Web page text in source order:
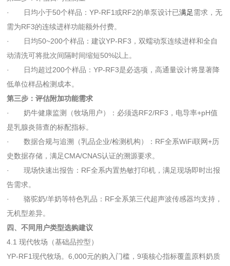
· 日均小于50个样品：YP-RF1或RF2的单泵设计已满足需求，无
需为RF3的连续进样功能额外付费。
· 日均50~200个样品：建议YP-RF3，双蠕动泵连续进样和全自
动清洗可将批次间隔时间缩短50%以上。
· 日均超过200个样品：YP-RF3是必选项，高通量设计将显著降
低单位样品检测成本。
第三步：评估附加功能需求
· 奶牛健康监测（牧场用户）：必须选RF2/RF3，电导率+pH值
是乳腺炎筛查的标配指标。
· 数据合规与追溯（乳品企业/检测机构）：RF全系WiFi联网+历
史数据存储，满足CMA/CNAS认证的溯源要求。
· 现场快速出报告：RF全系内置热敏打印机，满足现场即时出报
告需求。
· 骆驼奶/羊奶等特色乳品：RF全系第三代超声波传感器均支持，
无机型差异。
四、不同用户类型选购建议
4.1 现代牧场（基础品控型）
YP-RF1现代牧场。6,000元的购入门槛，9项核心指标覆盖原料奶质